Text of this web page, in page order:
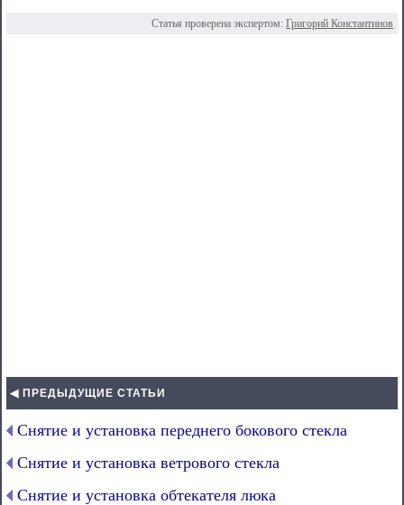
Статья проверена экспертом: Григорий Константинов
◀ ПРЕДЫДУЩИЕ СТАТЬИ
Снятие и установка переднего бокового стекла
Снятие и установка ветрового стекла
Снятие и установка обтекателя люка